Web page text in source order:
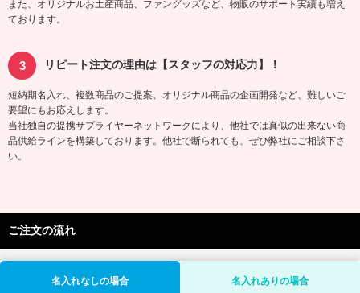
また、オリジナルお土産商品、ファングッズなど、物販のサポート実績も増え
ております。
リピート注文の理由は【スタッフの対応力】！
短納期名入れ、複数商品のご提案、オリジナル商品の企画開発など、難しいご
要望にもお応えします。
当社独自の提携サプライヤーネットワークにより、他社では真似の出来ない商
品供給ラインを構築しております。他社で断られても、ぜひ弊社にご相談下さ
い。
ご注文の流れ
名入れなしの場合 名入れありの場合